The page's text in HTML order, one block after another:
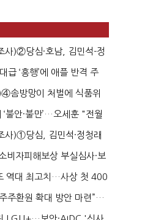
사)②당심·호남, 김민석-정
'...
급 ‘흥행’에 애플 반격 주
...
솜방망이 처벌에 식품위
복...
‘불안·불만’…오세훈 "전월
...
사)①당심, 김민석·정청래
통령 ...
비자피해보상 부실심사·보
시 ...
역대 최고치…사상 첫 400
성...
주환원 확대 방안 마련”…
명...